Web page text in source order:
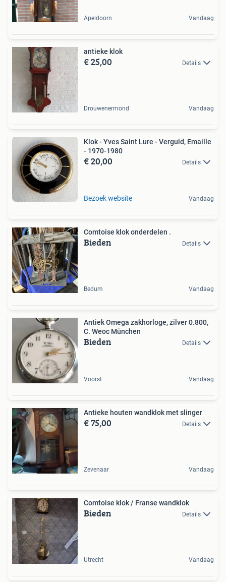
Apeldoorn Vandaag
antieke klok
€ 25,00 Details
Drouwenermond Vandaag
Klok - Yves Saint Lure - Verguld, Emaille
- 1970-1980
€ 20,00 Details
Bezoek website Vandaag
Comtoise klok onderdelen .
Bieden Details
Bedum Vandaag
Antiek Omega zakhorloge, zilver 0.800,
C. Weoc München
Bieden Details
Voorst Vandaag
Antieke houten wandklok met slinger
€ 75,00 Details
Zevenaar Vandaag
Comtoise klok / Franse wandklok
Bieden Details
Utrecht Vandaag